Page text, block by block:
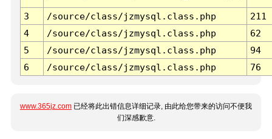
3 /source/class/jzmysql.class.php
211
4
/source/class/jzmysql.class.php
62
5
/source/class/jzmysql.class.php
94
6
/source/class/jzmysql.class.php 76
www.365jz.com 已经将此出错信息详细记录, 由此给您带来的访问不便我
们深感歉意.